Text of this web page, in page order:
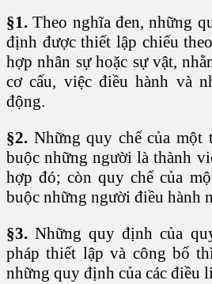
§1. Theo nghĩa đen, những
định được thiết lập chiếu
hợp nhân sự hoặc sự vật,
cơ cấu, việc điều hành và
động.
§2. Những quy chế của một
buộc những người là thành
hợp đó; còn quy chế của
buộc những người điều hành
§3. Những quy định của
pháp thiết lập và công bố
những quy định của các điều